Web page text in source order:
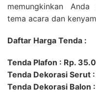
memungkinkan
tema acara dan
Daftar Harga Tenda :
Tenda Plafon : Rp.
Tenda Dekorasi Serut
Tenda Dekorasi